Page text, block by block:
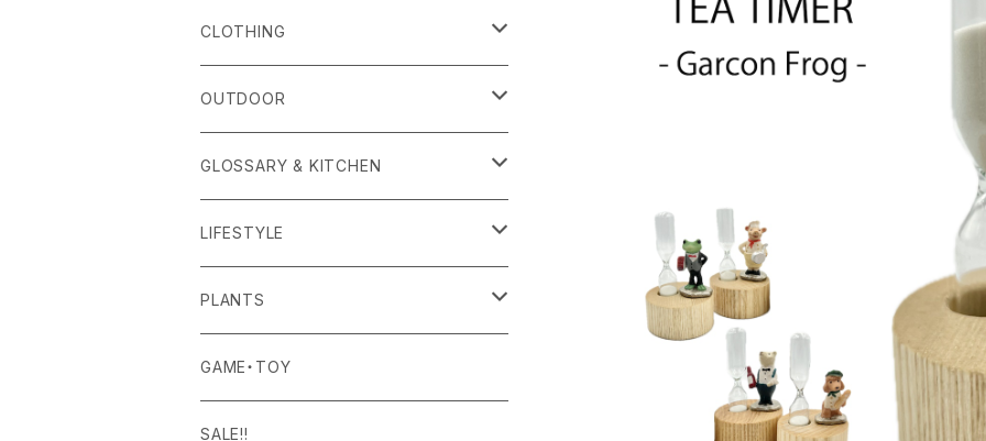
alls
Amina Collection
APOTHEKE FRAGRANCE
BAICYCLON
BISQUE
Curry Mason
Detail
CLOTHING
OUTER
TOPS
BOTTOMS
ROOM WEAR
SHOES
HAT・CAP
OUTDOOR
CARRYING GOODS
LIGHTING
MILITARY GOODS
NITE IZE
S-BBINER
RGM
GLOSSARY & KITCHEN
FOOD
DRINK
KITCHEN GOODS
TABLEWARE
LIFESTYLE
ALOMA
ART PIECE
BODY & SKIN CARE
PLANTS
POTTED PLANTS
TERRARIUM
GAME・TOY
SALE!!